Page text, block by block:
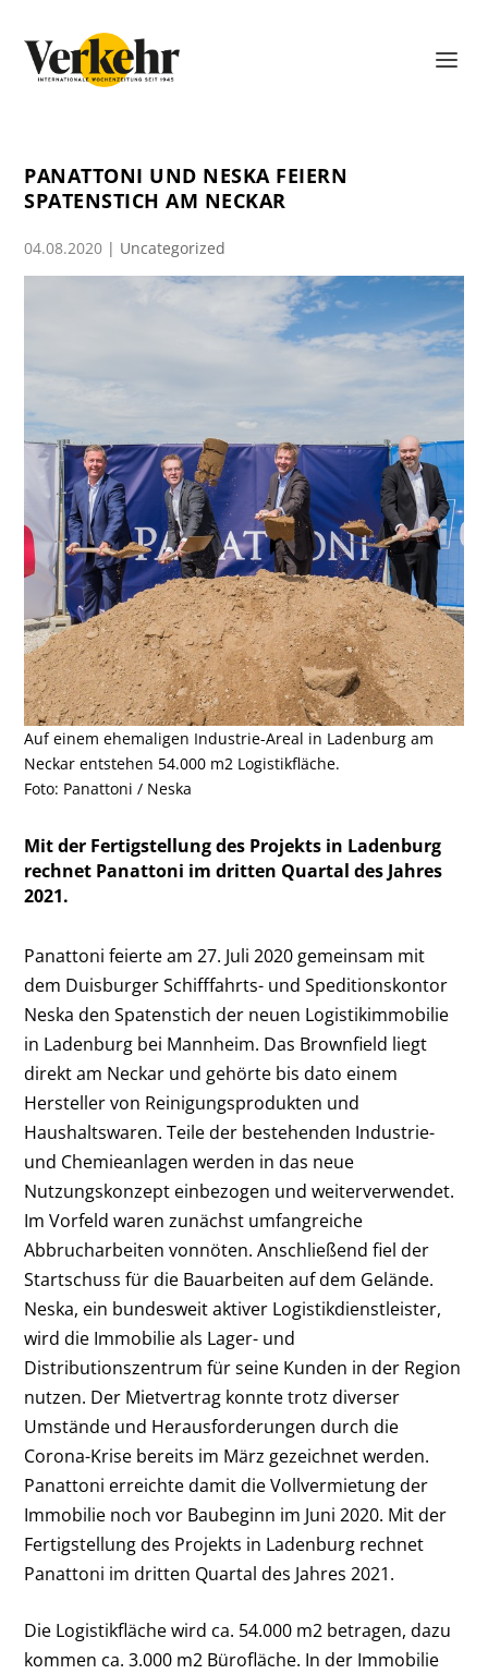
PANATTONI UND NESKA FEIERN
SPATENSTICH AM NECKAR
04.08.2020 | Uncategorized
Auf einem ehemaligen Industrie-Areal in Ladenburg am
Neckar entstehen 54.000 m2 Logistikfläche.
Foto: Panattoni / Neska
Mit der Fertigstellung des Projekts in Ladenburg
rechnet Panattoni im dritten Quartal des Jahres
2021.
Panattoni feierte am 27. Juli 2020 gemeinsam mit
dem Duisburger Schifffahrts- und Speditionskontor
Neska den Spatenstich der neuen Logistikimmobilie
in Ladenburg bei Mannheim. Das Brownfield liegt
direkt am Neckar und gehörte bis dato einem
Hersteller von Reinigungsprodukten und
Haushaltswaren. Teile der bestehenden Industrie-
und Chemieanlagen werden in das neue
Nutzungskonzept einbezogen und weiterverwendet.
Im Vorfeld waren zunächst umfangreiche
Abbrucharbeiten vonnöten. Anschließend fiel der
Startschuss für die Bauarbeiten auf dem Gelände.
Neska, ein bundesweit aktiver Logistikdienstleister,
wird die Immobilie als Lager- und
Distributionszentrum für seine Kunden in der Region
nutzen. Der Mietvertrag konnte trotz diverser
Umstände und Herausforderungen durch die
Corona-Krise bereits im März gezeichnet werden.
Panattoni erreichte damit die Vollvermietung der
Immobilie noch vor Baubeginn im Juni 2020. Mit der
Fertigstellung des Projekts in Ladenburg rechnet
Panattoni im dritten Quartal des Jahres 2021.
Die Logistikfläche wird ca. 54.000 m2 betragen, dazu
kommen ca. 3.000 m2 Bürofläche. In der Immobilie